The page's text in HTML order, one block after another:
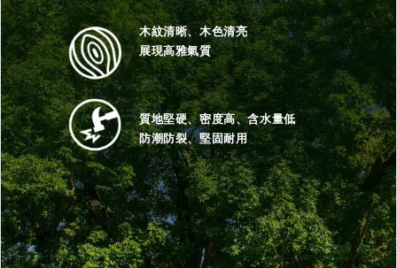
木紋清晰、木色清亮
展現高雅氣質
質地堅硬、密度高、含水量低
防潮防裂、堅固耐用